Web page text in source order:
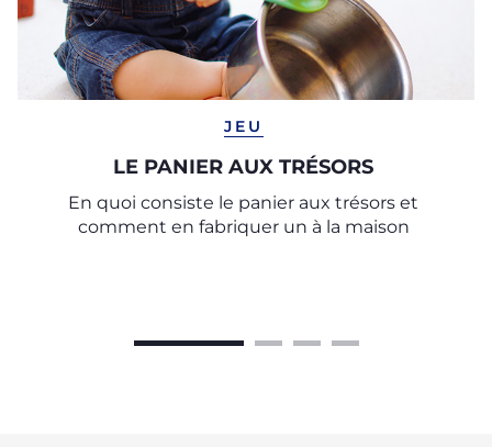
JEU
LE PANIER AUX TRÉSORS
En quoi consiste le panier aux trésors et
comment en fabriquer un à la maison